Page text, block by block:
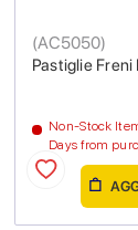
Pastiglie
(AC5050)
Non-Stock
Days from